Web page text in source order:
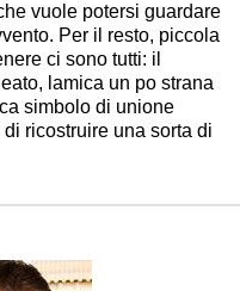
vuole potersi guardare
Per il resto, piccola
ci sono tutti: il
lamica un po strana
simbolo di unione
ricostruire una sorta di